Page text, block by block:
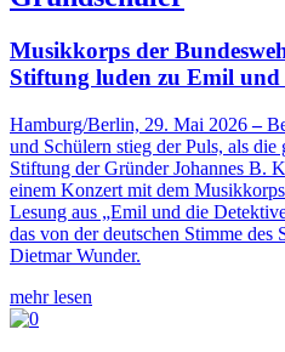
Musikkorps der
Stiftung luden zu Emil und
Hamburg/Berlin, 29. Mai 2026–
und Schülern stieg der Puls, als
Stiftung der Gründer Johannes B.
einem Konzert mit dem
Lesung aus „Emil und die
das von der deutschen Stimme des
Dietmar Wunder.
mehr lesen